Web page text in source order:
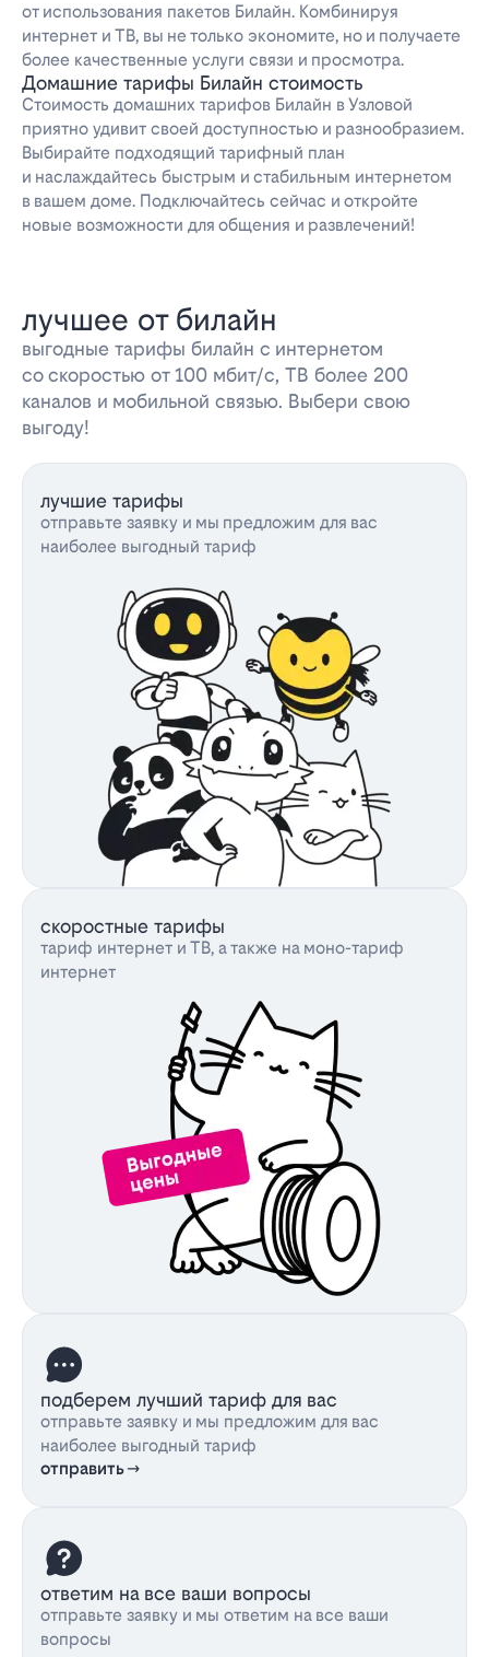
от использования пакетов Билайн. Комбинируя
интернет и ТВ, вы не только экономите, но и получаете
более качественные услуги связи и просмотра.
Домашние тарифы Билайн стоимость
Стоимость домашних тарифов Билайн в Узловой
приятно удивит своей доступностью и разнообразием.
Выбирайте подходящий тарифный план
и наслаждайтесь быстрым и стабильным интернетом
в вашем доме. Подключайтесь сейчас и откройте
новые возможности для общения и развлечений!
лучшее от билайн
выгодные тарифы билайн с интернетом
со скоростью от 100 мбит/с, ТВ более 200
каналов и мобильной связью. Выбери свою
выгоду!
лучшие тарифы
отправьте заявку и мы предложим для вас
наиболее выгодный тариф
скоростные тарифы
тариф интернет и ТВ, а также на моно-тариф
интернет
подберем лучший тариф для вас
отправьте заявку и мы предложим для вас
наиболее выгодный тариф
отправить
ответим на все ваши вопросы
отправьте заявку и мы ответим на все ваши
вопросы